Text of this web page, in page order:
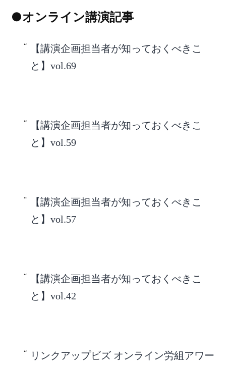
●オンライン講演記事
【講演企画担当者が知っておくべきこ
と】vol.69
【講演企画担当者が知っておくべきこ
と】vol.59
【講演企画担当者が知っておくべきこ
と】vol.57
【講演企画担当者が知っておくべきこ
と】vol.42
リンクアップビズ オンライン労組アワー